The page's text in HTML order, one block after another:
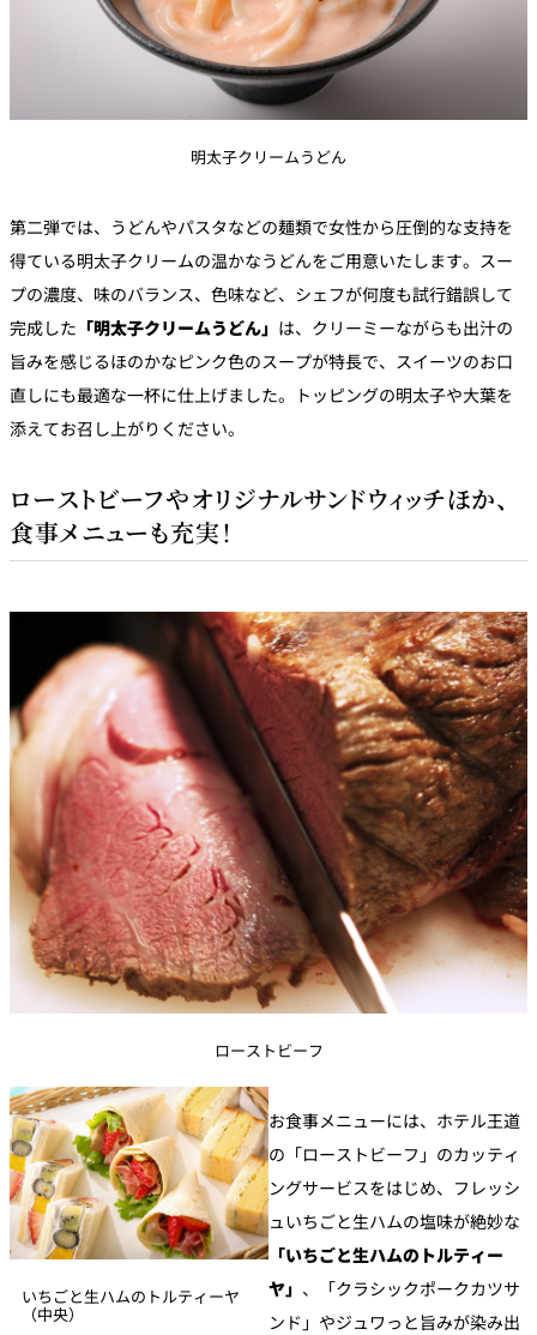
明太子クリームうどん
第二弾では、うどんやパスタなどの麺類で女性から圧倒的な支持を
得ている明太子クリームの温かなうどんをご用意いたします。スー
プの濃度、味のバランス、色味など、シェフが何度も試行錯誤して
完成した 「明太子クリームうどん」 は、クリーミーながらも出汁の
旨みを感じるほのかなピンク色のスープが特長で、スイーツのお口
直しにも最適な一杯に仕上げました。トッピングの明太子や大葉を
添えてお召し上がりください。
ローストビーフやオリジナルサンドウィッチほか、
食事メニューも充実！
ローストビーフ
いちごと生ハムのトルティーヤ
（中央）
お食事メニューには、ホテル王道
の「ローストビーフ」のカッティ
ングサービスをはじめ、フレッシ
ュいちごと生ハムの塩味が絶妙な
「いちごと生ハムのトルティー
ヤ」 、「クラシックポークカツサ
ンド」やジュワっと旨みが染み出